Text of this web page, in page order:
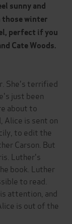
sunny and
those winter
perfect if you
Cate Woods.
She's terrified
just been
about to
Alice is sent on
to edit the
Carson. But
Luther's
book. Luther
to read.
attention, and
is out of the